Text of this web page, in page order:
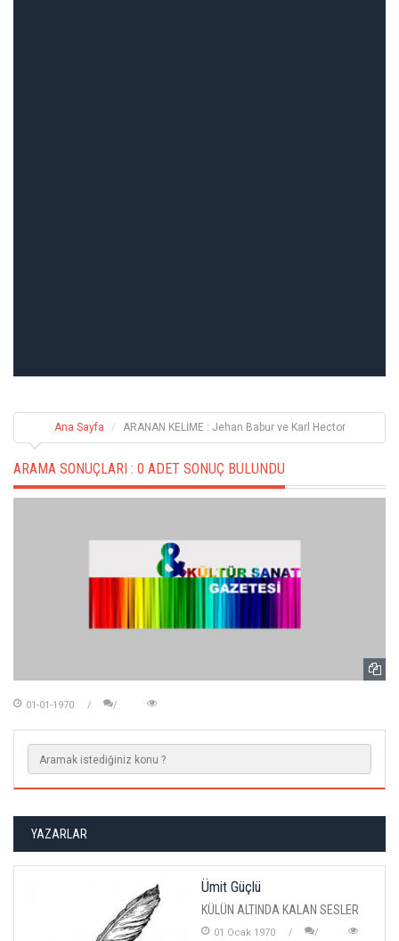
Ana Sayfa ARANAN KELİME : Jehan Babur ve Karl Hector
ARAMA SONUÇLARI : 0 ADET SONUÇ BULUNDU
01-01-1970
YAZARLAR
Ümit Güçlü
KÜLÜN ALTINDA KALAN SESLER
01 Ocak 1970